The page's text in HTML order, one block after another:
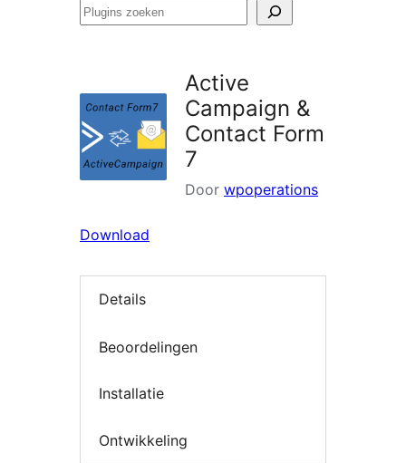
Plugins
Active
Campaign &
Contact Form
7
Door wpoperations
Download
Details
Beoordelingen
Installatie
Ontwikkeling